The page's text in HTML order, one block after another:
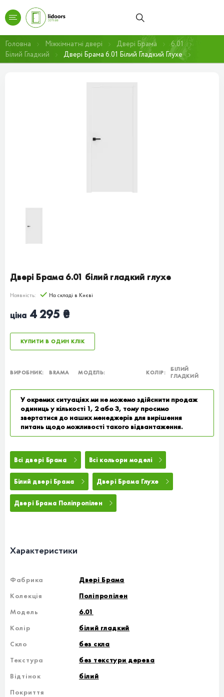
Головна Міжкімнатні двері Двері Брама
6.01
Білий Гладкий
Двері Брама 6.01 Білий Гладкий Глухе
Двері Брама 6.01 білий гладкий глухе
Наявність: На складі в Києві
ціна 4 295 ₴
КУПИТИ В ОДИН КЛІК
ВИРОБНИК: BRAMA МОДЕЛЬ: КОЛІР:
БІЛИЙ
ГЛАДКИЙ
У окремих ситуаціях ми не можемо здійснити продаж
одиниць у кількості 1, 2 або 3, тому просимо
звертатися до наших менеджерів для вирішення
питань щодо можливості такого відвантаження.
Всі двері Брама Всі кольори моделі
Білий двері Брама Двері Брама Глухе
Двері Брама Поліпропілен
Характеристики
Фабрика
Двері Брама
Колекція
Поліпропілен
Модель
6.01
Колір
білий гладкий
Скло
без скла
Текстура
без текстури дерева
Відтінок
білий
Покриття